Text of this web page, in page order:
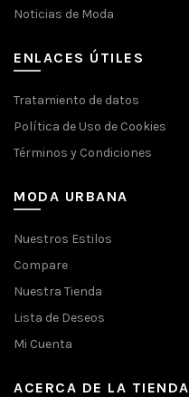
Noticias de Moda
ENLACES ÚTILES
Tratamiento de datos
Política de Uso de Cookies
Términos y Condiciones
MODA URBANA
Nuestros Estilos
Compare
Nuestra Tienda
Lista de Deseos
Mi Cuenta
ACERCA DE LA TIENDA